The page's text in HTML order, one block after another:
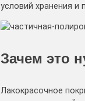
условий хранения и
Зачем это
Лакокрасочное